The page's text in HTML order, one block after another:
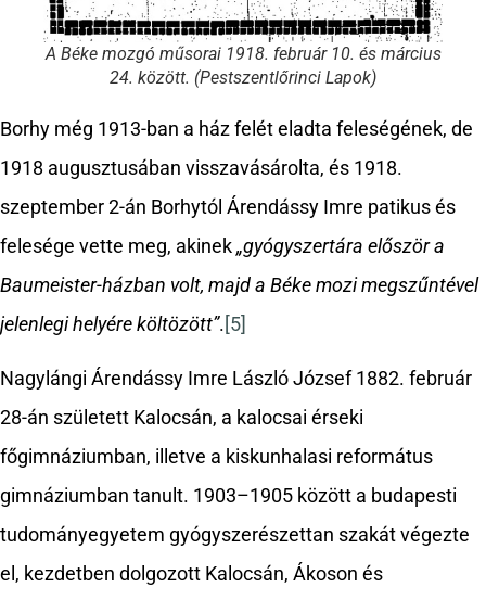
A Béke mozgó műsorai 1918. február 10. és március
24. között. (Pestszentlőrinci Lapok)
Borhy még 1913-ban a ház felét eladta feleségének, de
1918 augusztusában visszavásárolta, és 1918.
szeptember 2-án Borhytól Árendássy Imre patikus és
felesége vette meg, akinek „gyógyszertára először a
Baumeister-házban volt, majd a Béke mozi megszűntével
jelenlegi helyére költözött”. [5]
Nagylángi Árendássy Imre László József 1882. február
28-án született Kalocsán, a kalocsai érseki
főgimnáziumban, illetve a kiskunhalasi református
gimnáziumban tanult. 1903–1905 között a budapesti
tudományegyetem gyógyszerészettan szakát végezte
el, kezdetben dolgozott Kalocsán, Ákoson és